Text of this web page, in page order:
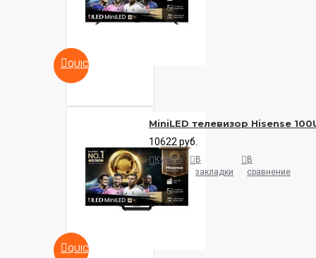
QUICKVIEW
QUICKVIEW
MiniLED телевизор Hisense
10622 руб.
Купить
В
закладки
В
сравнение